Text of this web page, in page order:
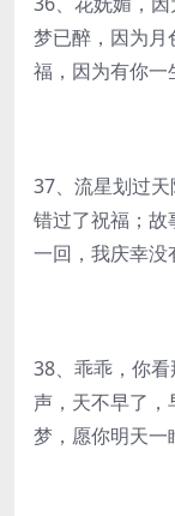
梦已醉，因为
福，因为有你一
37、流星划过
错过了祝福；
一回，我庆幸没
38、乖乖，你
声，天不早了
梦，愿你明天一